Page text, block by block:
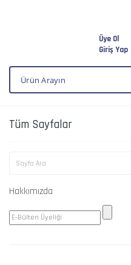
Üye Ol
Giriş Yap
Tüm Sayfalar
Hakkımızda